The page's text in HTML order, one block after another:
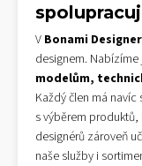
V Bonami
designem.
modelům,
Každý člen má navíc
s výběrem
designérů zároveň
naše služby i